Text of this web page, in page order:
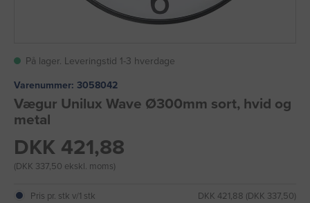
På lager. Leveringstid 1-3 hverdage
Varenummer: 3058042
Vægur Unilux Wave Ø300mm sort, hvid og
metal
DKK 421,88
(DKK 337,50 ekskl. moms)
Pris pr. stk v/1 stk DKK 421,88 (DKK 337,50)